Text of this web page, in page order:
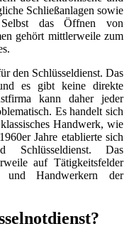
Schließanlagen sowie
das Öffnen von
gehört mittlerweile zum
den Schlüsseldienst. Das
es gibt keine direkte
kann daher jeder
Es handelt sich
Handwerk, wie
Jahre etablierte sich
Schlüsseldienst. Das
auf Tätigkeitsfelder
und Handwerkern der